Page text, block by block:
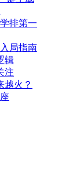
排第一
局指南
辑
注
越火？